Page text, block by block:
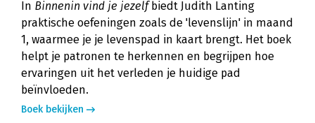
In Binnenin vind je jezelfbiedt Judith Lanting
praktische oefeningen zoals de 'levenslijn' in maand
1, waarmee je je levenspad in kaart brengt. Het boek
helpt je patronen te herkennen en begrijpen hoe
ervaringen uit het verleden je huidige pad
beïnvloeden.
Boek bekijken